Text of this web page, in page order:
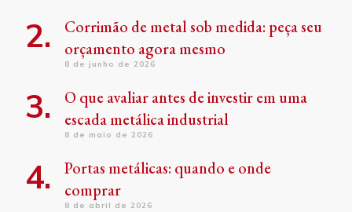
Corrimão de metal sob medida: peça seu
orçamento agora mesmo
8 de junho de 2026
O que avaliar antes de investir em uma
escada metálica industrial
8 de maio de 2026
Portas metálicas: quando e onde
comprar
8 de abril de 2026